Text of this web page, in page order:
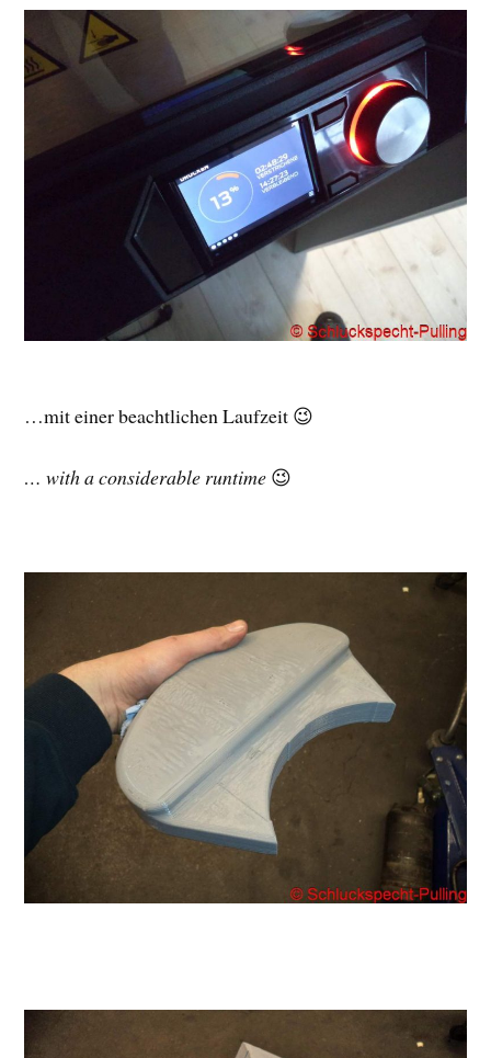
…mit einer beachtlichen Laufzeit 😉
… with a considerable runtime 😉